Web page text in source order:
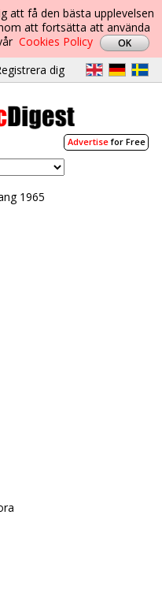
att få den bästa upplevelsen
att fortsätta att använda
Cookies Policy
dig
Advertisefor Free